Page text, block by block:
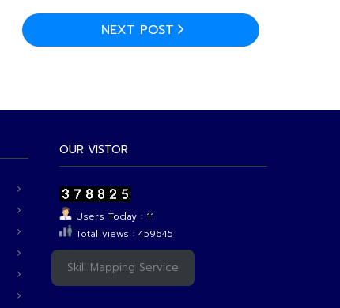
NEXT POST
OUR VISTOR
Users Today : 11
Total views : 459645
Skill Mapping Service